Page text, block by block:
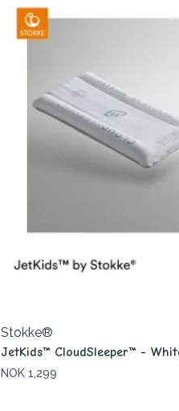
Stokke®
JetKids™ CloudSleeper™ -
NOK 1,299